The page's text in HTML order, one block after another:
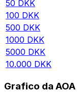
50 DKK
100 DKK
500 DKK
1000 DKK
5000 DKK
10.000 DKK
Grafico da AOA